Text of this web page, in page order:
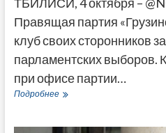
Правящая партия
клуб своих сторонников
парламентских выборов.
при офисе партии…
Подробнее«Грузинская